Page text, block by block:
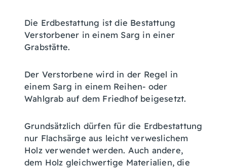
Die Erdbestattung ist die Bestattung
Verstorbener in einem Sarg in einer
Grabstätte.
Der Verstorbene wird in der Regel in
einem Sarg in einem Reihen- oder
Wahlgrab auf dem Friedhof beigesetzt.
Grundsätzlich dürfen für die Erdbestattung
nur Flachsärge aus leicht verweslichem
Holz verwendet werden. Auch andere,
dem Holz gleichwertige Materialien, die